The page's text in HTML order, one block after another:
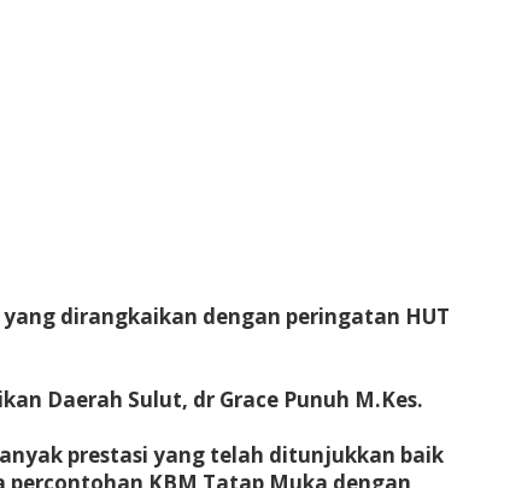
dirangkaikan dengan peringatan HUT
Daerah Sulut, dr Grace Punuh M.Kes.
prestasi yang telah ditunjukkan baik
percontohan KBM Tatap Muka dengan